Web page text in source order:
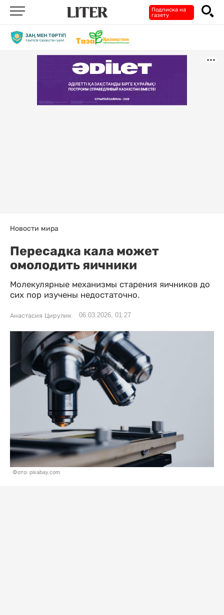
Подписка на
газету
Новости мира
Пересадка кала может
омолодить яичники
Молекулярные механизмы старения яичников до
сих пор изучены недостаточно.
Анастасия Цирулик 06.03.2026, 01:27
Фото: pixabay.com